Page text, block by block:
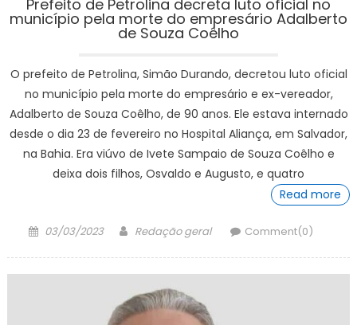
Prefeito de Petrolina decreta luto oficial no
município pela morte do empresário Adalberto
de Souza Coêlho
O prefeito de Petrolina, Simão Durando, decretou luto oficial
no município pela morte do empresário e ex-vereador,
Adalberto de Souza Coêlho, de 90 anos. Ele estava internado
desde o dia 23 de fevereiro no Hospital Aliança, em Salvador,
na Bahia. Era viúvo de Ivete Sampaio de Souza Coêlho e
deixa dois filhos, Osvaldo e Augusto, e quatro
Read more
Posted
03/03/2023 Author
Redação geral Comment(0)